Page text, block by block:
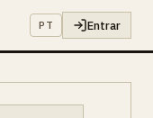
PT Entrar